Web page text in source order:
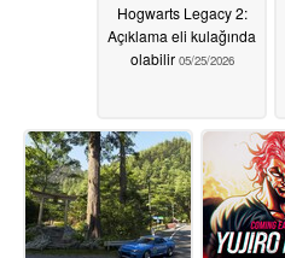
Hogwarts Legacy 2:
Açıklama eli kulağında
olabilir 05/25/2026